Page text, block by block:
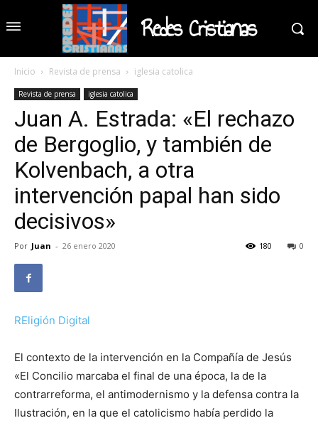
Redes Cristianas
Inicio Revista de prensa iglesia catolica
Revista de prensa iglesia catolica
Juan A. Estrada: «El rechazo
de Bergoglio, y también de
Kolvenbach, a otra
intervención papal han sido
decisivos»
Por Juan - 26 enero 2020 0
180
REligión Digital
El contexto de la intervención en la Compañía de Jesús
«El Concilio marcaba el final de una época, la de la
contrarreforma, el antimodernismo y la defensa contra la
Ilustración, en la que el catolicismo había perdido la